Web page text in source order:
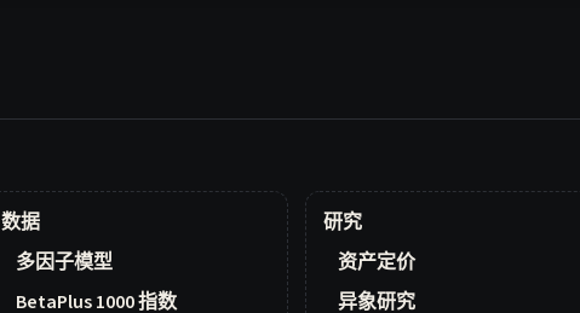
数据
多因子模型
BetaPlus 1000 指数
研究
资产定价
异象研究